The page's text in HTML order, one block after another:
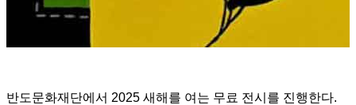
반도문화재단에서 2025 새해를 여는 무료 전시를 진행한다.